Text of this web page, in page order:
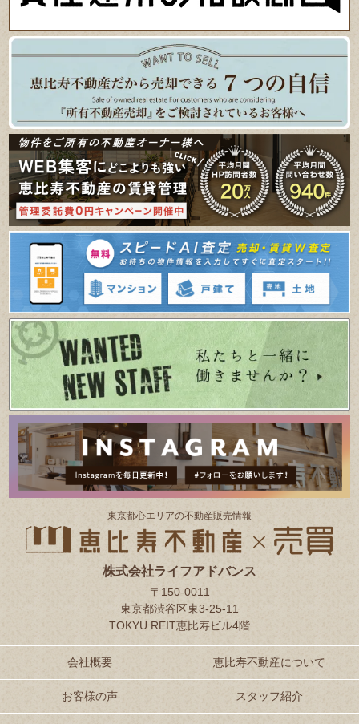
東京都⼼エリアの不動産販売情報
株式会社ライフアドバンス
〒150-0011
東京都渋谷区東3-25-11
TOKYU REIT恵比寿ビル4階
会社概要 恵比寿不動産について
お客様の声 スタッフ紹介